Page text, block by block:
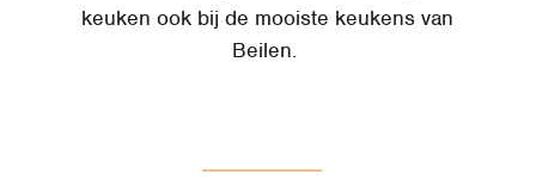
keuken ook bij de mooiste keukens van
Beilen.